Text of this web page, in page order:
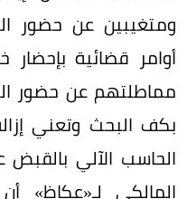
ومتغيبين عن حضور
أوامر قضائية بإحضار
مماطلتهم عن حضور
بكف البحث وتعني
الحاسب الآلي
المالكي لـ«عكاظ»